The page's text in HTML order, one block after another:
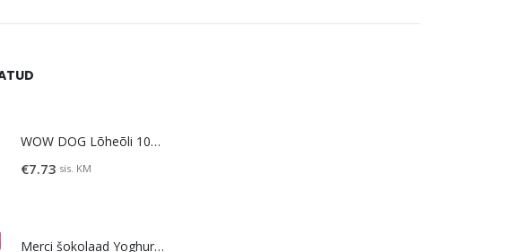
WOW DOG Lõheõli 100% 250 ml
€7.73 sis. KM
Merci šokolaad Yoghurt/Fruit 250 g SOODUS! Parim enne: 01.10.26